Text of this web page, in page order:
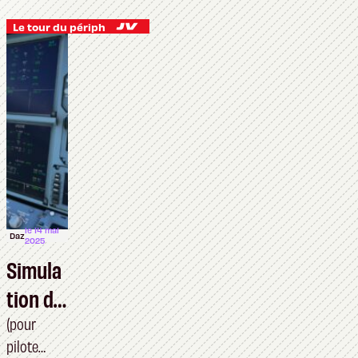
ériques
de vol
militair
e
Le tour du périph
Daz
le 14 mai
2025
Simula
tion de
vol
(pour
pilote